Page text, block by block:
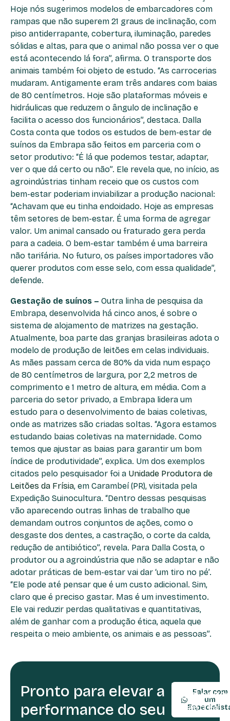
Hoje nós sugerimos modelos de embarcadores com
rampas que não superem 21 graus de inclinação, com
piso antiderrapante, cobertura, iluminação, paredes
sólidas e altas, para que o animal não possa ver o que
está acontecendo lá fora”, afirma. O transporte dos
animais também foi objeto de estudo. “As carrocerias
mudaram. Antigamente eram três andares com baias
de 80 centímetros. Hoje são plataformas móveis e
hidráulicas que reduzem o ângulo de inclinação e
facilita o acesso dos funcionários”, destaca. Dalla
Costa conta que todos os estudos de bem-estar de
suínos da Embrapa são feitos em parceria com o
setor produtivo: “É lá que podemos testar, adaptar,
ver o que dá certo ou não”. Ele revela que, no início, as
agroindústrias tinham receio que os custos com
bem-estar poderiam inviabilizar a produção nacional:
“Achavam que eu tinha endoidado. Hoje as empresas
têm setores de bem-estar. É uma forma de agregar
valor. Um animal cansado ou fraturado gera perda
para a cadeia. O bem-estar também é uma barreira
não tarifária. No futuro, os países importadores vão
querer produtos com esse selo, com essa qualidade”,
defende.
Gestação de suínos – Outra linha de pesquisa da
Embrapa, desenvolvida há cinco anos, é sobre o
sistema de alojamento de matrizes na gestação.
Atualmente, boa parte das granjas brasileiras adota o
modelo de produção de leitões em celas individuais.
As mães passam cerca de 80% da vida num espaço
de 80 centímetros de largura, por 2,2 metros de
comprimento e 1 metro de altura, em média. Com a
parceria do setor privado, a Embrapa lidera um
estudo para o desenvolvimento de baias coletivas,
onde as matrizes são criadas soltas. “Agora estamos
estudando baias coletivas na maternidade. Como
temos que ajustar as baias para garantir um bom
índice de produtividade”, explica. Um dos exemplos
citados pelo pesquisador foi a Unidade Produtora de
Leitões da Frísia, em Carambeí (PR), visitada pela
Expedição Suinocultura. “Dentro dessas pesquisas
vão aparecendo outras linhas de trabalho que
demandam outros conjuntos de ações, como o
desgaste dos dentes, a castração, o corte da calda,
redução de antibiótico”, revela. Para Dalla Costa, o
produtor ou a agroindústria que não se adaptar e não
adotar práticas de bem-estar vai dar ‘um tiro no pé’.
“Ele pode até pensar que é um custo adicional. Sim,
claro que é preciso gastar. Mas é um investimento.
Ele vai reduzir perdas qualitativas e quantitativas,
além de ganhar com a produção ética, aquela que
respeita o meio ambiente, os animais e as pessoas”.
Pronto para elevar a
performance do seu
Falar com
um
TELEFONE:
(54)
(54) 3361-